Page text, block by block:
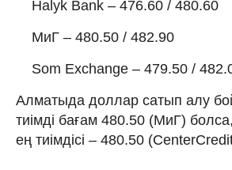
Halyk Bank – 476.60 / 480.60
МиГ – 480.50 / 482.90
Som Exchange – 479.50 /
Алматыда доллар сатып алу
тиімді бағам 480.50 (МиГ)
ең тиімдісі – 480.50